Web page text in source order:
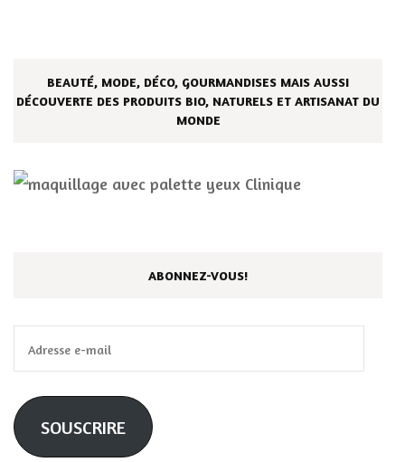
BEAUTÉ, MODE, DÉCO, GOURMANDISES MAIS AUSSI
DÉCOUVERTE DES PRODUITS BIO, NATURELS ET ARTISANAT DU
MONDE
ABONNEZ-VOUS!
e-
mail
SOUSCRIRE